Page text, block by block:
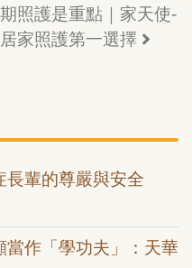
期照護是重點｜家天使-
居家照護第一選擇
長輩的尊嚴與安全
當作「學功夫」：天華